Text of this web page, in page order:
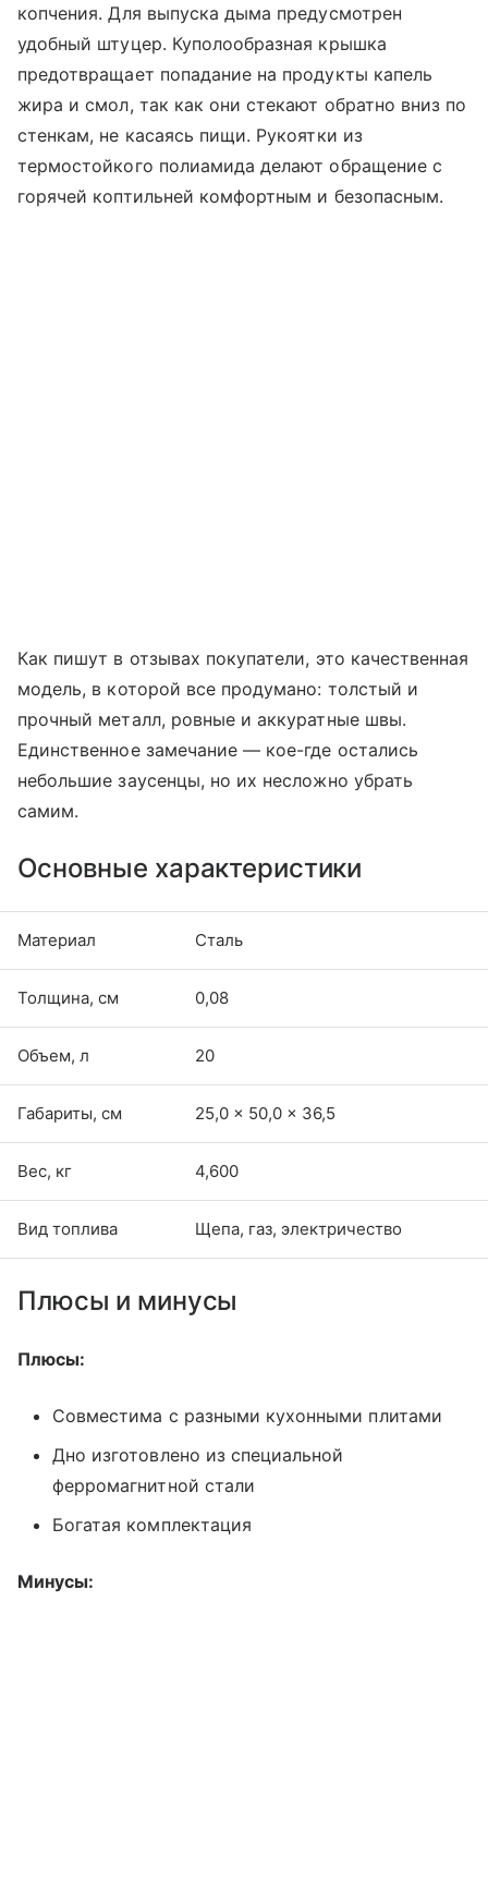
копчения. Для выпуска дыма предусмотрен
удобный штуцер. Куполообразная крышка
предотвращает попадание на продукты капель
жира и смол, так как они стекают обратно вниз по
стенкам, не касаясь пищи. Рукоятки из
термостойкого полиамида делают обращение с
горячей коптильней комфортным и безопасным.
Как пишут в отзывах покупатели, это качественная
модель, в которой все продумано: толстый и
прочный металл, ровные и аккуратные швы.
Единственное замечание — кое-где остались
небольшие заусенцы, но их несложно убрать
самим.
Основные характеристики
Материал Сталь
Толщина, см 0,08
Объем, л 20
Габариты, см 25,0 × 50,0 × 36,5
Вес, кг 4,600
Вид топлива Щепа, газ, электричество
Плюсы и минусы
Плюсы:
Совместима с разными кухонными плитами
Дно изготовлено из специальной
ферромагнитной стали
Богатая комплектация
Минусы: